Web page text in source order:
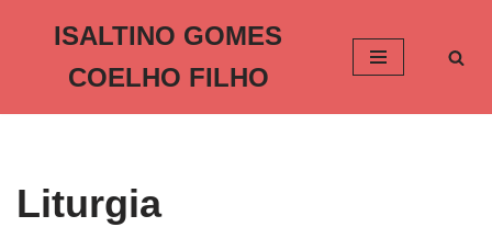
o
ISALTINO GOMES
COELHO FILHO
Liturgia